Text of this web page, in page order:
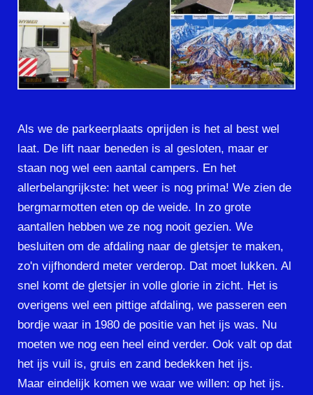
Als we de parkeerplaats oprijden is het al best wel
laat. De lift naar beneden is al gesloten, maar er
staan nog wel een aantal campers. En het
allerbelangrijkste: het weer is nog prima! We zien de
bergmarmotten eten op de weide. In zo grote
aantallen hebben we ze nog nooit gezien. We
besluiten om de afdaling naar de gletsjer te maken,
zo'n vijfhonderd meter verderop. Dat moet lukken. Al
snel komt de gletsjer in volle glorie in zicht. Het is
overigens wel een pittige afdaling, we passeren een
bordje waar in 1980 de positie van het ijs was. Nu
moeten we nog een heel eind verder. Ook valt op dat
het ijs vuil is, gruis en zand bedekken het ijs.
Maar eindelijk komen we waar we willen: op het ijs.